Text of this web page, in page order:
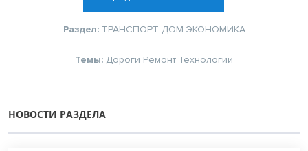
Раздел: ТРАНСПОРТ ДОМ ЭКОНОМИКА
Темы: Дороги Ремонт Технологии
НОВОСТИ РАЗДЕЛА